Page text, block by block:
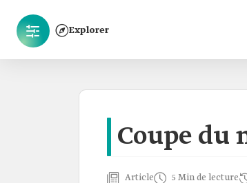
Explorer
Coupe du
Article 5 Min de lecture